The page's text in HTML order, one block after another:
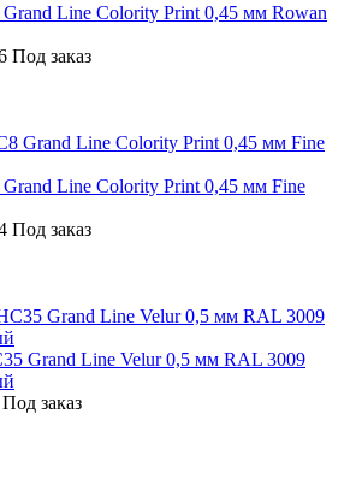
Line Colority Print 0,45 мм Rowan
Под заказ
Line Colority Print 0,45 мм Fine
Под заказ
Grand Line Velur 0,5 мм RAL 3009
Под заказ